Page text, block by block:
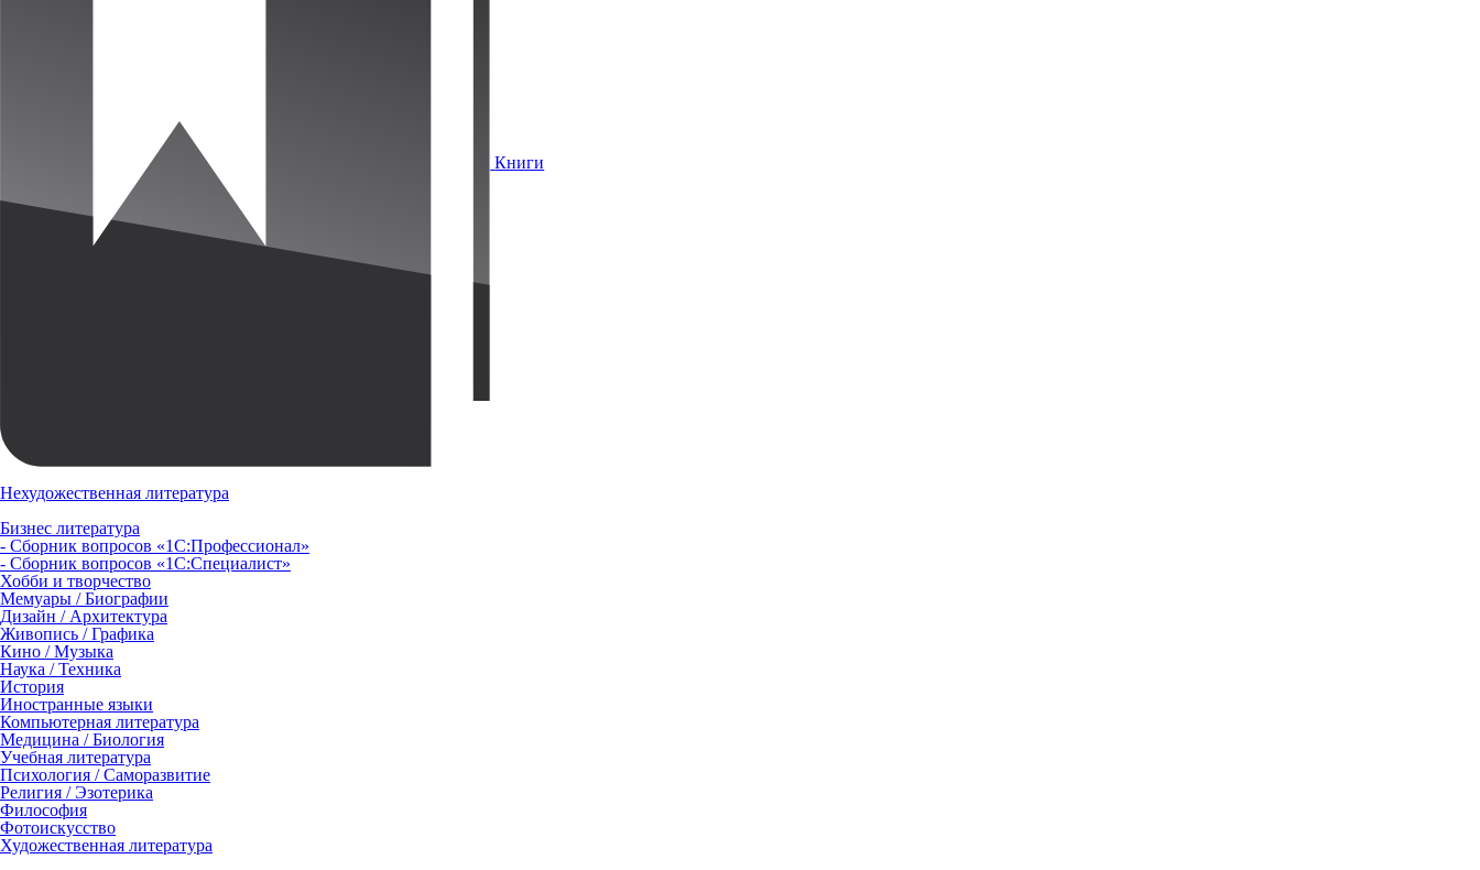
Книги
Нехудожественная литература
Бизнес литература
- Сборник вопросов «1С:Профессионал»
- Сборник вопросов «1С:Специалист»
Хобби и творчество
Мемуары / Биографии
Дизайн / Архитектура
Живопись / Графика
Кино / Музыка
Наука / Техника
История
Иностранные языки
Компьютерная литература
Медицина / Биология
Учебная литература
Психология / Саморазвитие
Религия / Эзотерика
Философия
Фотоискусство
Художественная литература